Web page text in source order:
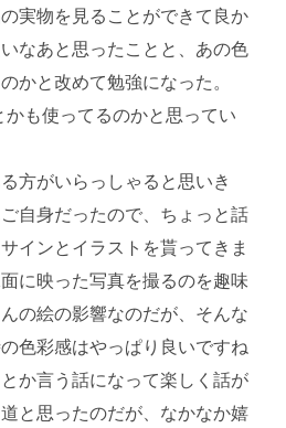
実物を見ることができて良か
なあと思ったことと、あの色
かと改めて勉強になった。
も使ってるのかと思ってい
方がいらっしゃると思いき
自身だったので、ちょっと話
インとイラストを貰ってきま
に映った写真を撮るのを趣味
の絵の影響なのだが、そんな
色彩感はやっぱり良いですね
か言う話になって楽しく話が
と思ったのだが、なかなか嬉